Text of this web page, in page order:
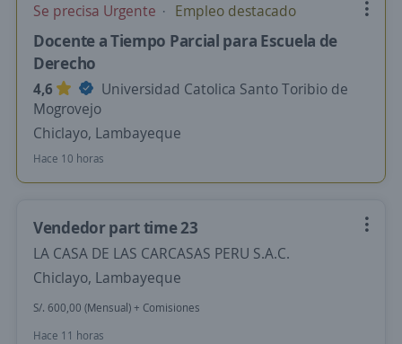
Se precisa Urgente Empleo destacado
Docente a Tiempo Parcial para Escuela de
Derecho
4,6
Universidad Catolica Santo Toribio de
Mogrovejo
Chiclayo, Lambayeque
Hace 10 horas
Vendedor part time 23
LA CASA DE LAS CARCASAS PERU S.A.C.
Chiclayo, Lambayeque
S/. 600,00 (Mensual) + Comisiones
Hace 11 horas